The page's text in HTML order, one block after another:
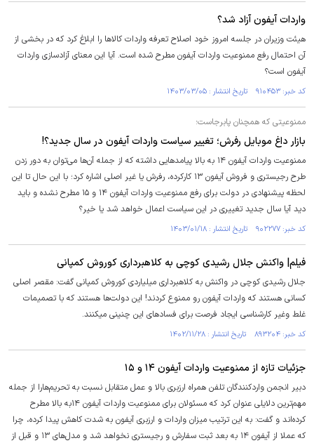
واردات آیفون آزاد شد؟
هیئت وزیران در جلسه امروز خود اصلاح تعرفه واردات کالا‌ها را ابلاغ کرد که در بخشی از
آن احتمال رفع ممنوعیت واردات آیفون مطرح شده است. آیا این معنای آزادسازی واردات
آیفون است؟
کد خبر: ۹۱۰۴۵۳ تاریخ انتشار : ۱۴۰۳/۰۳/۰۵
ممنوعیتی که همچنان پابرجاست؛
بازار داغ موبایل رفرش؛ تغییر سیاست واردات آیفون در سال جدید؟!
ممنوعیت واردات آیفون ۱۴ به بالا پیامد‌هایی داشته که از جمله آن‌ها می‌توان به دور زدن
طرح رجیستری و فروش آیفون ۱۳ کارکرده، رفرش یا غیر اصلی اشاره کرد؛ با این حال تا این
لحظه پیشنهادی در دولت برای رفع ممنوعیت واردات آیفون ۱۴ و ۱۵ مطرح نشده و باید
دید آیا سال جدید تغییری در این سیاست اعمال خواهد شد یا خیر؟
کد خبر: ۹۰۲۲۷۷ تاریخ انتشار : ۱۴۰۳/۰۱/۱۸
فیلم| واکنش جلال رشیدی کوچی به کلاهبرداری کوروش کمپانی
جلال رشیدی کوچی در واکنش به کلاهبرداری میلیاردی کوروش کمپانی گفت: مقصر اصلی
کسانی هستند که واردات آیفون رو ممنوع کردند! این دولت‌ها هستند که با تصمیمات
غلط وغیر کارشناسى ایجاد فرصت برای فساد‌های این چنینی میکنند.
کد خبر: ۸۹۳۲۰۴ تاریخ انتشار : ۱۴۰۲/۱۱/۲۸
جزئیات تازه از ممنوعیت واردات آیفون ۱۴ و ۱۵
دبیر انجمن واردکنندگان تلفن همراه ارزبری بالا و عمل متقابل نسبت به تحریم‌هارا از جمله
مهم‌ترین دلایلی عنوان کرد که مسئولان برای ممنوعیت واردات آیفون ۱۴به بالا مطرح
کرده‌اند و گفت: به این ترتیب میزان واردات و ارزبری آیفون به شدت کاهش پیدا کرده، چرا
که عملا از آیفون ۱۴ به بعد ثبت سفارش و رجیستری نخواهد شد و مدل‌های ۱۳ و قبل از